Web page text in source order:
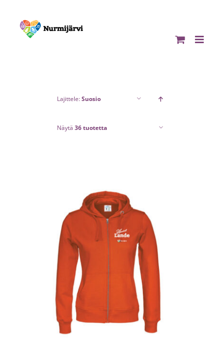
content
Lajittele:Suosio
Näytä 36 tuotetta
VALITSE VAIHTOEHDOISTA / LISÄTIEDOT